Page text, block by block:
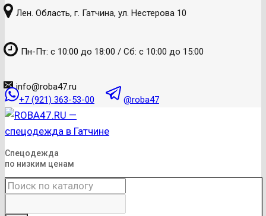
к
Лен. Область, г. Гатчина, ул. Нестерова 10
Пн-Пт: с 10:00 до 18:00 / Сб: с 10:00 до 15:00
info@roba47.ru
+7 (921) 363-53-00
@roba47
Спецодежда
по низким ценам